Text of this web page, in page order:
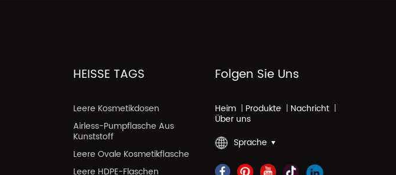
HEISSE TAGS
Leere Kosmetikdosen
Airless-Pumpflasche Aus
Kunststoff
Leere Ovale Kosmetikflasche
Leere HDPE-Flaschen
Folgen Sie Uns
Heim | Produkte | Nachricht |
Über uns
Sprache